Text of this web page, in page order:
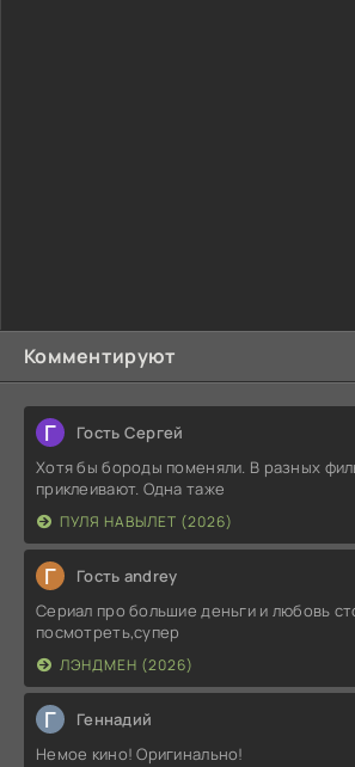
Комментируют
Г Гость Сергей
Хотя бы бороды поменяли. В разных
приклеивают. Одна таже
ПУЛЯ НАВЫЛЕТ (2026)
Г Гость andrey
Сериал про большие деньги и любовь
посмотреть,супер
ЛЭНДМЕН (2026)
Г Геннадий
Немое кино! Оригинально!